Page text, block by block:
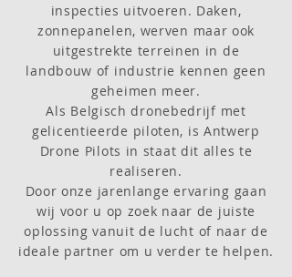
inspecties uitvoeren. Daken,
zonnepanelen, werven maar ook
uitgestrekte terreinen in de
landbouw of industrie kennen geen
geheimen meer.
Als Belgisch dronebedrijf met
gelicentieerde piloten, is Antwerp
Drone Pilots in staat dit alles te
realiseren.
Door onze jarenlange ervaring gaan
wij voor u op zoek naar de juiste
oplossing vanuit de lucht of naar de
ideale partner om u verder te helpen.